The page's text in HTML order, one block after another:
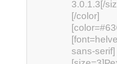
3.0.1.3[/
[/color]
sans-serif]